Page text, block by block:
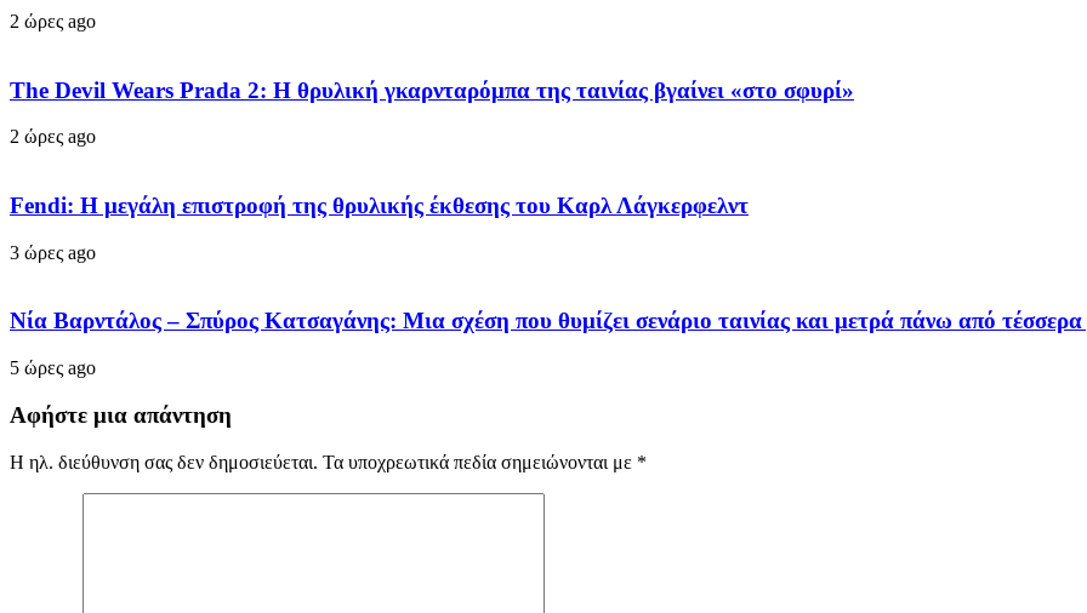
2 ώρες ago
The Devil Wears Prada 2: Η θρυλική γκαρνταρόμπα της ταινίας βγαίνει «στο σφυρί»
2 ώρες ago
Fendi: Η μεγάλη επιστροφή της θρυλικής έκθεσης του Καρλ Λάγκερφελντ
3 ώρες ago
Νία Βαρντάλος – Σπύρος Κατσαγάνης: Μια σχέση που θυμίζει σενάριο ταινίας και μετρά πάνω από τέσσερα
5 ώρες ago
Αφήστε μια απάντηση
Η ηλ. διεύθυνση σας δεν δημοσιεύεται. Τα υποχρεωτικά πεδία σημειώνονται με *